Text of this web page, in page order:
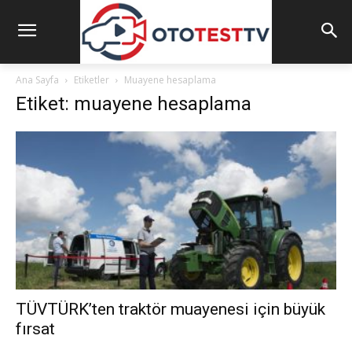
Ana Sayfa Etiketler Muayene hesaplama
Etiket: muayene hesaplama
TÜVTÜRK’ten traktör muayenesi için büyük
fırsat